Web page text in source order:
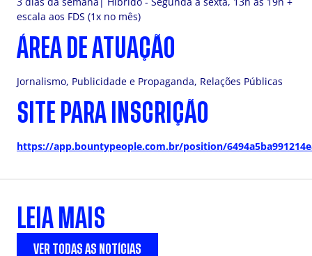
escala aos FDS (1x no mês)
ÁREA DE ATUAÇÃO
Jornalismo, Publicidade e Propaganda, Relações Públicas
SITE PARA INSCRIÇÃO
https://app.bountypeople.com.br/position/
LEIA MAIS
VER TODAS AS NOTÍCIAS